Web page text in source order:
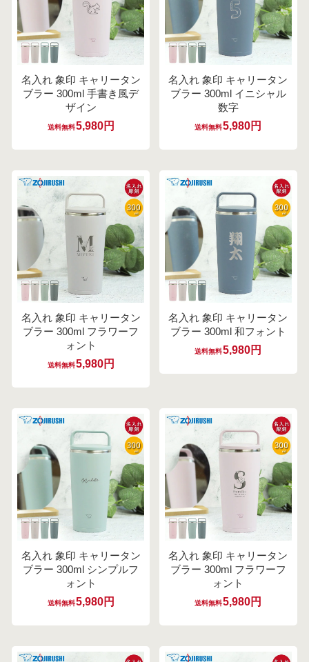
名入れ 象印 キャリータン
ブラー 300ml 手書き風デ
ザイン
送料無料5,980円
名入れ 象印 キャリータン
ブラー 300ml イニシャル
数字
送料無料5,980円
名入れ 象印 キャリータン
ブラー 300ml フラワーフ
ォント
送料無料5,980円
名入れ 象印 キャリータン
ブラー 300ml 和フォント
送料無料5,980円
名入れ 象印 キャリータン
ブラー 300ml シンプルフ
ォント
送料無料5,980円
名入れ 象印 キャリータン
ブラー 300ml フラワーフ
ォント
送料無料5,980円